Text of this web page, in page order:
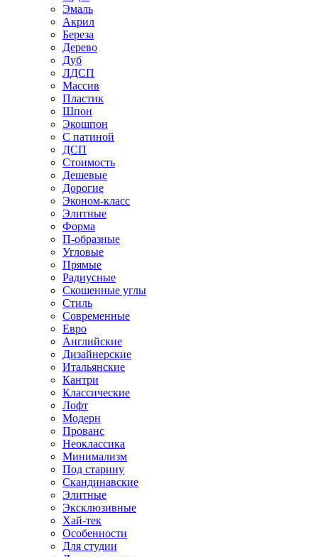
Эмаль
Акрил
Береза
Дерево
Дуб
ЛДСП
Массив
Пластик
Шпон
Экошпон
С патиной
ДСП
Стоимость
Дешевые
Дорогие
Эконом-класс
Элитные
Форма
П-образные
Угловые
Прямые
Радиусные
Скошенные углы
Стиль
Современные
Евро
Английские
Дизайнерские
Итальянские
Кантри
Классические
Лофт
Модерн
Прованс
Неоклассика
Минимализм
Под старину
Скандинавские
Элитные
Эксклюзивные
Хай-тек
Особенности
Для студии